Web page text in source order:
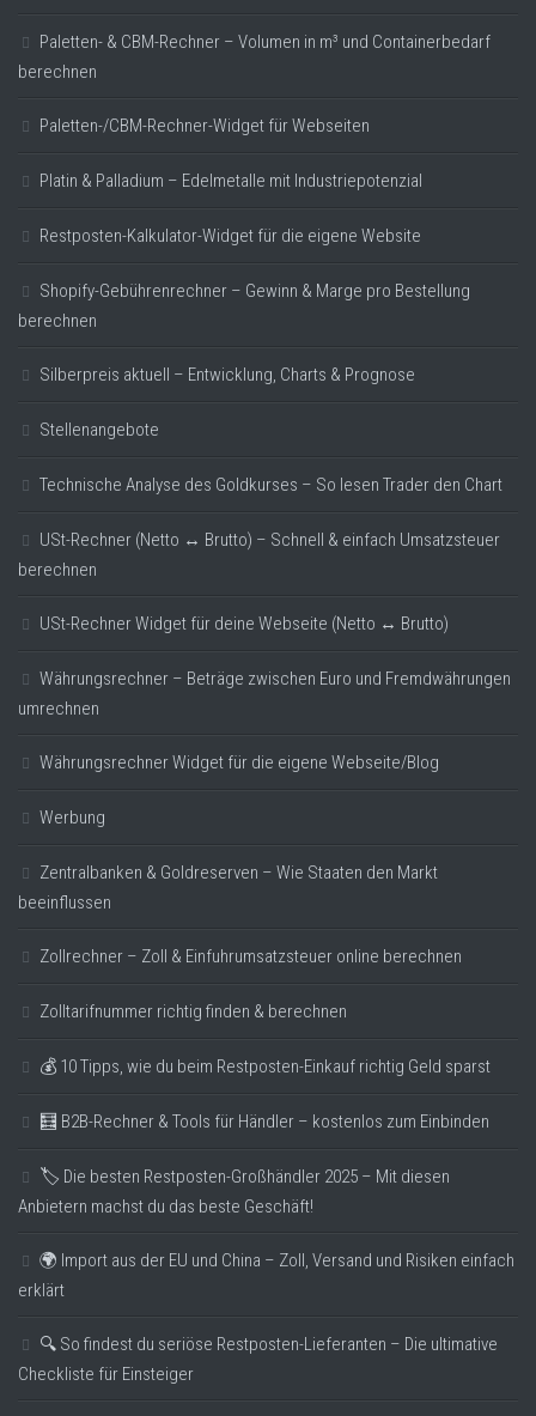
Paletten- & CBM-Rechner – Volumen in m³ und Containerbedarf
berechnen
Paletten-/CBM-Rechner-Widget für Webseiten
Platin & Palladium – Edelmetalle mit Industriepotenzial
Restposten-Kalkulator-Widget für die eigene Website
Shopify-Gebührenrechner – Gewinn & Marge pro Bestellung
berechnen
Silberpreis aktuell – Entwicklung, Charts & Prognose
Stellenangebote
Technische Analyse des Goldkurses – So lesen Trader den Chart
USt-Rechner (Netto ↔ Brutto) – Schnell & einfach Umsatzsteuer
berechnen
USt-Rechner Widget für deine Webseite (Netto ↔ Brutto)
Währungsrechner – Beträge zwischen Euro und Fremdwährungen
umrechnen
Währungsrechner Widget für die eigene Webseite/Blog
Werbung
Zentralbanken & Goldreserven – Wie Staaten den Markt
beeinflussen
Zollrechner – Zoll & Einfuhrumsatzsteuer online berechnen
Zolltarifnummer richtig finden & berechnen
💰 10 Tipps, wie du beim Restposten-Einkauf richtig Geld sparst
🧮 B2B-Rechner & Tools für Händler – kostenlos zum Einbinden
🏷️ Die besten Restposten-Großhändler 2025 – Mit diesen
Anbietern machst du das beste Geschäft!
🌍 Import aus der EU und China – Zoll, Versand und Risiken einfach
erklärt
🔍 So findest du seriöse Restposten-Lieferanten – Die ultimative
Checkliste für Einsteiger